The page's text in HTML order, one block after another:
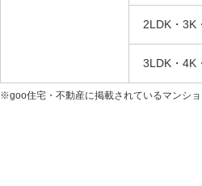
2LDK・3K
3LDK・4K
※goo住宅・不動産に掲載されているマンシ